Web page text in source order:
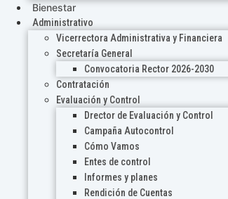
Bienestar
Administrativo
Vicerrectora Administrativa y Financiera
Secretaría General
Convocatoria Rector 2026-2030
Contratación
Evaluación y Control
Drector de Evaluación y Control
Campaña Autocontrol
Cómo Vamos
Entes de control
Informes y planes
Rendición de Cuentas